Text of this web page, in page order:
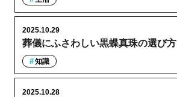
葬儀にふさわしい黒蝶真珠の選び方
2025.10.29
知識
2025.10.28